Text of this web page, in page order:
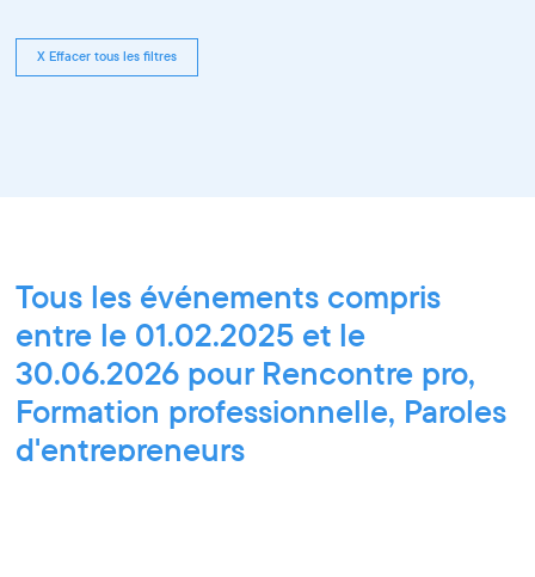
X Effacer tous les filtres
Tous les événements compris
entre le 01.02.2025 et le
30.06.2026 pour Rencontre pro,
Formation professionnelle, Paroles
d'entrepreneurs